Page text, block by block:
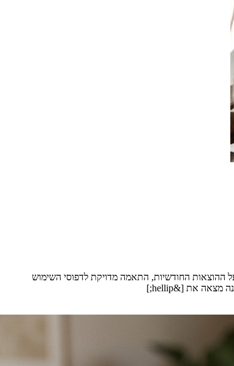
ההוצאות החודשיות, התאמה מדויקת לדפוסי השימוש